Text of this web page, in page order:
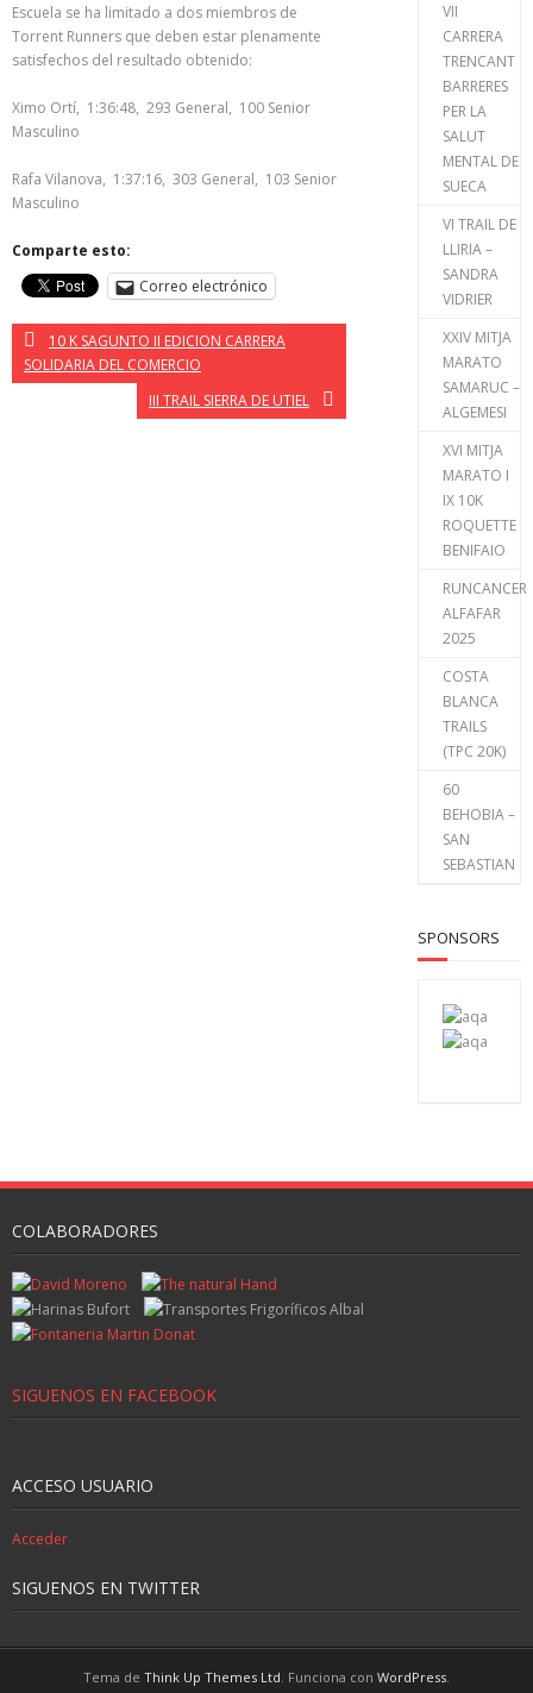
Escuela se ha limitado a dos miembros de
Torrent Runners que deben estar plenamente
satisfechos del resultado obtenido:
Ximo Ortí, 1:36:48, 293 General, 100 Senior
Masculino
Rafa Vilanova, 1:37:16, 303 General, 103 Senior
Masculino
Comparte esto:
Correo electrónico
10 K SAGUNTO II EDICION CARRERA
SOLIDARIA DEL COMERCIO
III TRAIL SIERRA DE UTIEL
VII
CARRERA
TRENCANT
BARRERES
PER LA
SALUT
MENTAL DE
SUECA
VI TRAIL DE
LLIRIA –
SANDRA
VIDRIER
XXIV MITJA
MARATO
SAMARUC –
ALGEMESI
XVI MITJA
MARATO I
IX 10K
ROQUETTE
BENIFAIO
RUNCANCER
ALFAFAR
2025
COSTA
BLANCA
TRAILS
(TPC 20K)
60
BEHOBIA –
SAN
SEBASTIAN
SPONSORS
COLABORADORES
SIGUENOS EN FACEBOOK
ACCESO USUARIO
Acceder
SIGUENOS EN TWITTER
Tema de Think Up Themes Ltd. Funciona con WordPress.